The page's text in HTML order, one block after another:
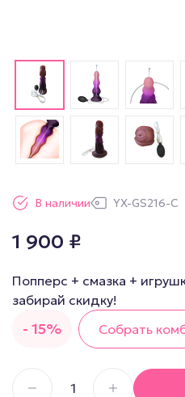
В наличии YX-GS216-C
1 900 ₽
- 15%
Попперс + смазка +
забирай скидку!
Собрать